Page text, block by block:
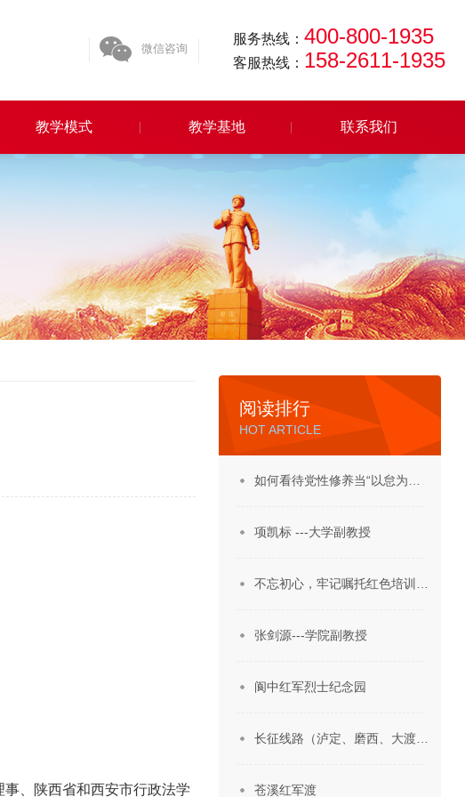
服务热线： 400-800-1935
客服热线： 158-2611-1935
微信咨询
教学模式 教学基地 联系我们
、陕西省和西安市行政法学
阅读排行
HOT ARTICLE
如何看待党性修养当“以怠为…
项凯标 ---大学副教授
不忘初心，牢记嘱托红色培训…
张剑源---学院副教授
阆中红军烈士纪念园
长征线路（泸定、磨西、大渡…
苍溪红军渡